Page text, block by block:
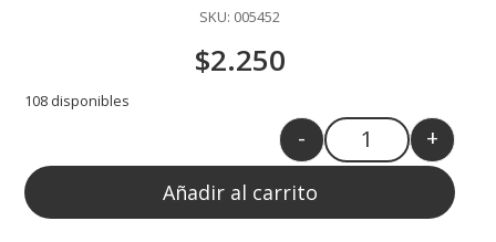
SKU: 005452
$2.250
108 disponibles
Quantity
- +
Añadir al carrito